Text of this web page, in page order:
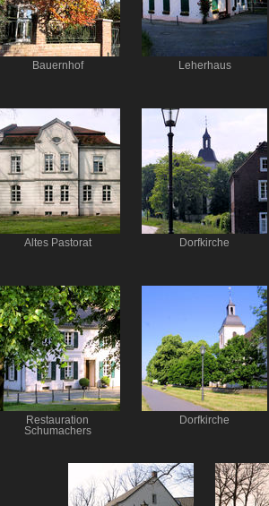
Bauernhof Leherhaus
Altes Pastorat Dorfkirche
Restauration
Schumachers
Dorfkirche